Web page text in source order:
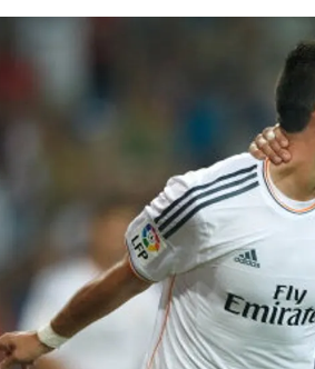
เช็กข่าวชัวร์
ดาวน์โหลดสนุกแอปฟรี ติดตา
นลิขสิทธิ์ ©2569 บริษัท อิมเมจ ฟิวเจอร์ (ประเทศไทย) จำกัด